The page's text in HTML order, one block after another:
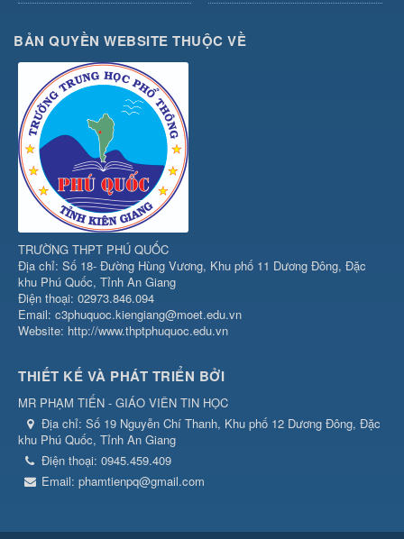
BẢN QUYỀN WEBSITE THUỘC VỀ
TRƯỜNG THPT PHÚ QUỐC
Địa chỉ: Số 18- Đường Hùng Vương, Khu phố 11 Dương Đông, Đặc
khu Phú Quốc, Tỉnh An Giang
Điện thoại: 02973.846.094
Email: c3phuquoc.kiengiang@moet.edu.vn
Website: http://www.thptphuquoc.edu.vn
THIẾT KẾ VÀ PHÁT TRIỂN BỞI
MR PHẠM TIẾN - GIÁO VIÊN TIN HỌC
Địa chỉ: Số 19 Nguyễn Chí Thanh, Khu phố 12 Dương Đông, Đặc
khu Phú Quốc, Tỉnh An Giang
Điện thoại: 0945.459.409
Email: phamtienpq@gmail.com